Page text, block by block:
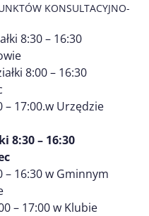
KONSULTACYJNO-
8:30 – 16:30
8:00 – 16:30
– 17:00.w Urzędzie
8:30 – 16:30
– 16:30 w Gminnym
– 17:00 w Klubie